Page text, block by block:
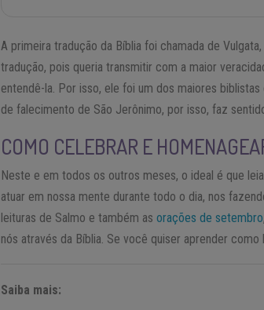
A primeira tradução da Bíblia foi chamada de
tradução, pois queria transmitir com a maior
entendê-la. Por isso, ele foi um dos maiores
de falecimento de São Jerônimo, por isso, faz
COMO CELEBRAR E
Neste e em todos os outros meses, o ideal é que
atuar em nossa mente durante todo o dia, nos
leituras de Salmo e também asorações de setembro
nós através da Bíblia. Se você quiser aprender
Saiba mais: